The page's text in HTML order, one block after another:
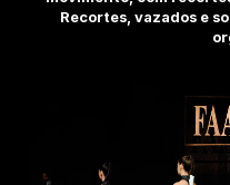
Recortes, vazados e